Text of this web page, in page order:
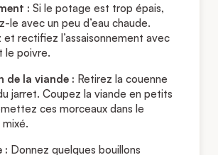
: Si le potage est trop épais,
le avec un peu d’eau chaude.
rectifiez l’assaisonnement avec
le poivre.
de la viande : Retirez la couenne
jarret. Coupez la viande en petits
ces morceaux dans le
: Donnez quelques bouillons